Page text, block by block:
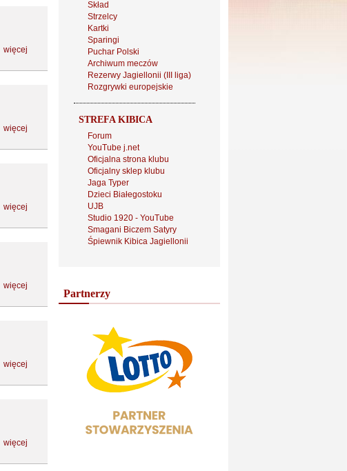
więcej
więcej
więcej
więcej
więcej
więcej
Skład
Strzelcy
Kartki
Sparingi
Puchar Polski
Archiwum meczów
Rezerwy Jagiellonii (III liga)
Rozgrywki europejskie
STREFA KIBICA
Forum
YouTube j.net
Oficjalna strona klubu
Oficjalny sklep klubu
Jaga Typer
Dzieci Białegostoku
UJB
Studio 1920 - YouTube
Smagani Biczem Satyry
Śpiewnik Kibica Jagiellonii
Partnerzy